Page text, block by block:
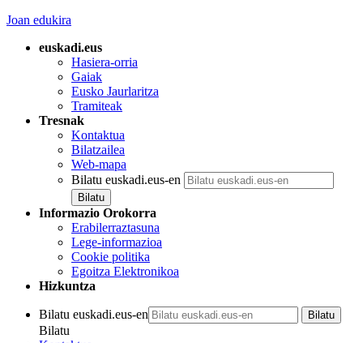
Joan edukira
euskadi.eus
Hasiera-orria
Gaiak
Eusko Jaurlaritza
Tramiteak
Tresnak
Kontaktua
Bilatzailea
Web-mapa
Bilatu euskadi.eus-en
Informazio Orokorra
Erabilerraztasuna
Lege-informazioa
Cookie politika
Egoitza Elektronikoa
Hizkuntza
Bilatu euskadi.eus-en
Bilatu